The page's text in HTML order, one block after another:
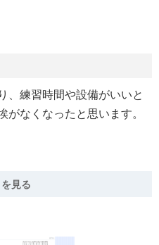
、練習時間や設備がいいと
なくなったと思います。
見る